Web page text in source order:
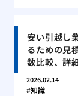
安い引越し
るための見
数比較、詳
2026.02.14
知識